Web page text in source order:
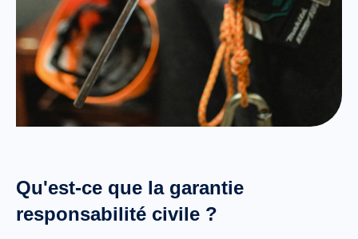
Qu'est-ce que la garantie
responsabilité civile ?